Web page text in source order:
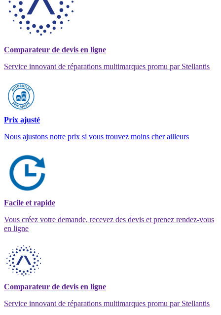
Comparateur de devis en ligne
Service innovant de réparations multimarques promu par Stellantis
Prix ajusté
Nous ajustons notre prix si vous trouvez moins cher ailleurs
Facile et rapide
Vous créez votre demande, recevez des devis et prenez rendez-vous
en ligne
Comparateur de devis en ligne
Service innovant de réparations multimarques promu par Stellantis